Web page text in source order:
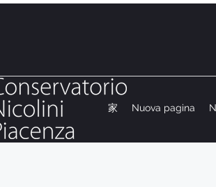
家 Nuova pagina